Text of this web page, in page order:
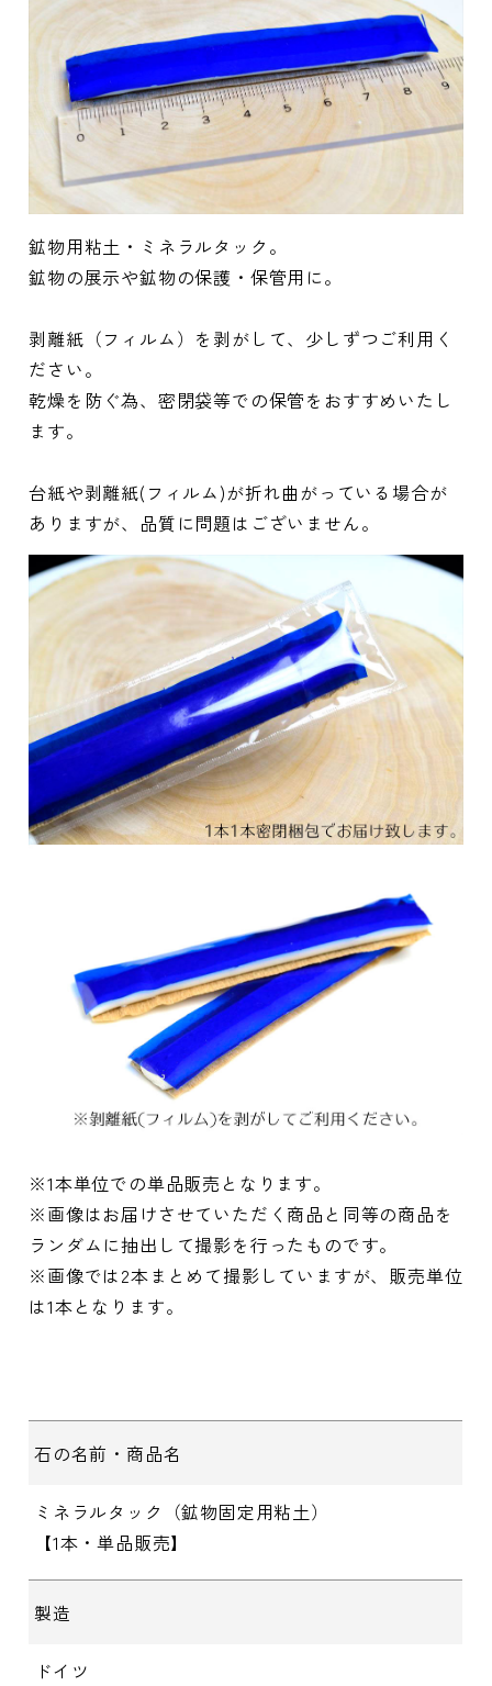
鉱物用粘土・ミネラルタック。
鉱物の展示や鉱物の保護・保管用に。
剥離紙（フィルム）を剥がして、少しずつご利用く
ださい。
乾燥を防ぐ為、密閉袋等での保管をおすすめいたし
ます。
台紙や剥離紙(フィルム)が折れ曲がっている場合が
ありますが、品質に問題はございません。
※1本単位での単品販売となります。
※画像はお届けさせていただく商品と同等の商品を
ランダムに抽出して撮影を行ったものです。
※画像では2本まとめて撮影していますが、販売単位
は1本となります。
石の名前・商品名
ミネラルタック（鉱物固定用粘土）
【1本・単品販売】
製造
ドイツ